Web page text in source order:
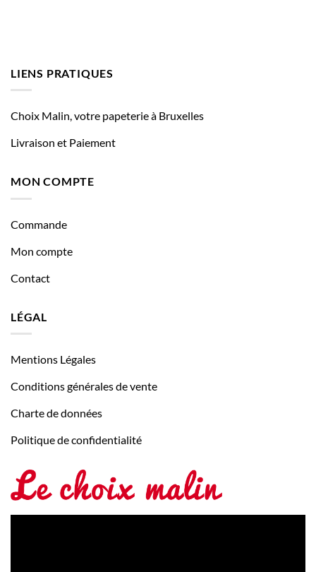
LIENS PRATIQUES
Choix Malin, votre papeterie à Bruxelles
Livraison et Paiement
MON COMPTE
Commande
Mon compte
Contact
LÉGAL
Mentions Légales
Conditions générales de vente
Charte de données
Politique de confidentialité